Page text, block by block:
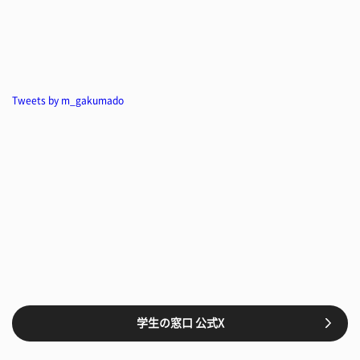
Tweets by m_gakumado
学生の窓口 公式X